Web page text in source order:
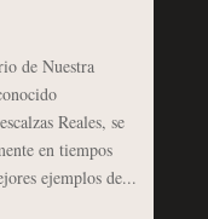
de Nuestra
Reales, se
en tiempos
ejemplos de...